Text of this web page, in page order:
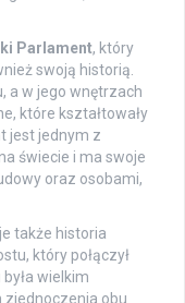
Parlament, który
swoją historią.
a w jego wnętrzach
które kształtowały
jest jednym z
świecie i ma swoje
oraz osobami,
także historia
który połączył
wielkim
zjednoczenia obu